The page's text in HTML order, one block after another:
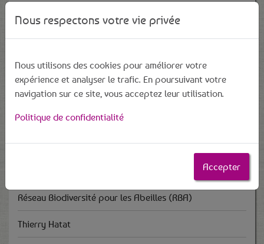
Damien Gilbaut
Patrice Wolff
Alain Dupuis
Lucie Billy
Restos du Cœur - Pôle Caritatif de Dormans
Réseau Biodiversité pour les Abeilles (RBA)
Thierry Hatat
Nous respectons votre vie privée
Nous utilisons des cookies pour améliorer votre
expérience et analyser le trafic. En poursuivant votre
navigation sur ce site, vous acceptez leur utilisation.
Politique de confidentialité
Accepter